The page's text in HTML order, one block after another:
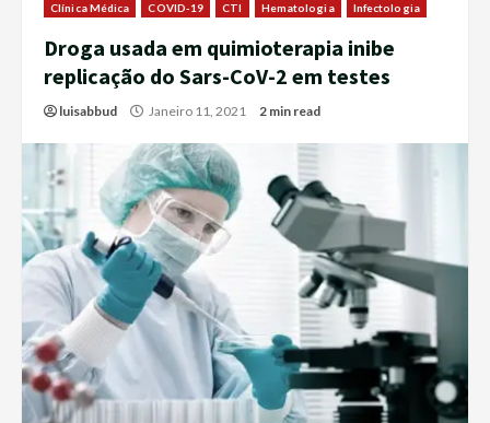
Clínica Médica COVID-19 CTI Hematologia Infectologia
Droga usada em quimioterapia inibe
replicação do Sars-CoV-2 em testes
luisabbud Janeiro 11, 2021 2 min read